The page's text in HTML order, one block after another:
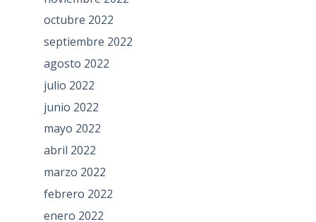
octubre 2022
septiembre 2022
agosto 2022
julio 2022
junio 2022
mayo 2022
abril 2022
marzo 2022
febrero 2022
enero 2022